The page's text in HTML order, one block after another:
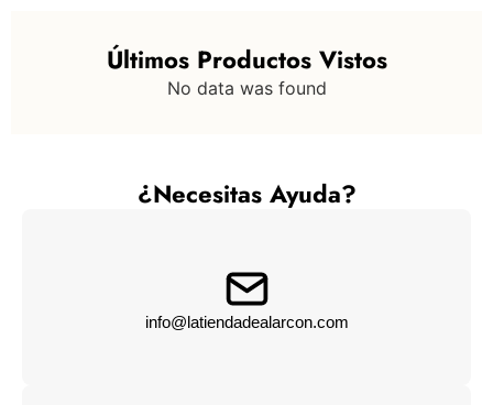
Últimos Productos Vistos
No data was found
¿Necesitas Ayuda?
info@latiendadealarcon.com